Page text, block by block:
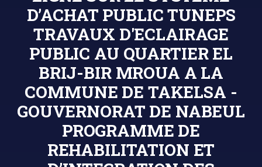
D’ACHAT PUBLIC TUNEPS
TRAVAUX D'ECLAIRAGE
PUBLIC AU QUARTIER EL
BRIJ-BIR MROUA A LA
COMMUNE DE TAKELSA -
GOUVERNORAT DE NABEUL
PROGRAMME DE
REHABILITATION ET